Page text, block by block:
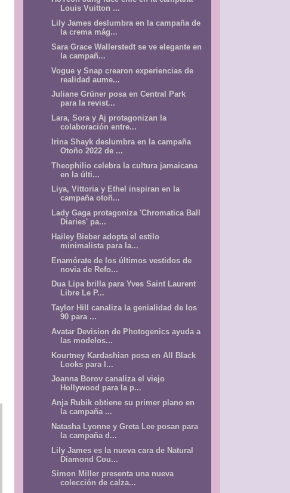
Louis Vuitton ...
Lily James deslumbra en la campaña de
la crema mág...
Sara Grace Wallerstedt se ve elegante en
la campañ...
Vogue y Snap crearon experiencias de
realidad aume...
Juliane Grüner posa en Central Park
para la revist...
Lara, Sora y Aj protagonizan la
colaboración entre...
Irina Shayk deslumbra en la campaña
Otoño 2022 de ...
Theophilio celebra la cultura jamaicana
en la últi...
Liya, Vittoria y Ethel inspiran en la
campaña otoñ...
Lady Gaga protagoniza 'Chromatica Ball
Diaries' pa...
Hailey Bieber adopta el estilo
minimalista para la...
Enamórate de los últimos vestidos de
novia de Refo...
Dua Lipa brilla para Yves Saint Laurent
Libre Le P...
Taylor Hill canaliza la genialidad de los
90 para ...
Avatar Devision de Photogenics ayuda a
las modelos...
Kourtney Kardashian posa en All Black
Looks para l...
Joanna Borov canaliza el viejo
Hollywood para la p...
Anja Rubik obtiene su primer plano en
la campaña ...
Natasha Lyonne y Greta Lee posan para
la campaña d...
Lily James es la nueva cara de Natural
Diamond Cou...
Simon Miller presenta una nueva
colección de calza...